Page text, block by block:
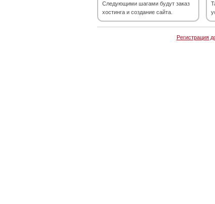
Следующими шагами будут заказ
хостинга и создание сайта.
Регистрация